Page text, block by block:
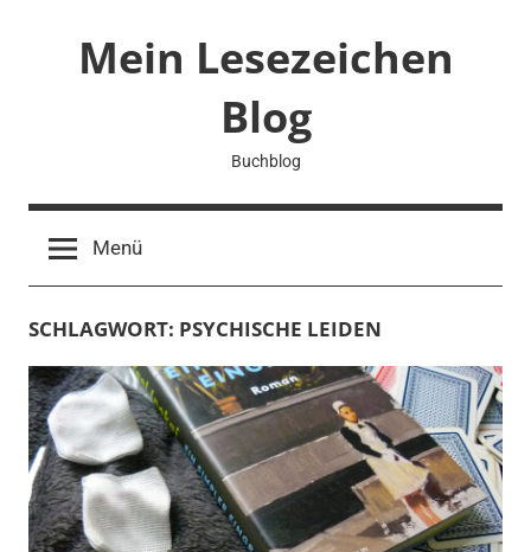
Mein Lesezeichen
Blog
Buchblog
Menü
SCHLAGWORT: PSYCHISCHE LEIDEN